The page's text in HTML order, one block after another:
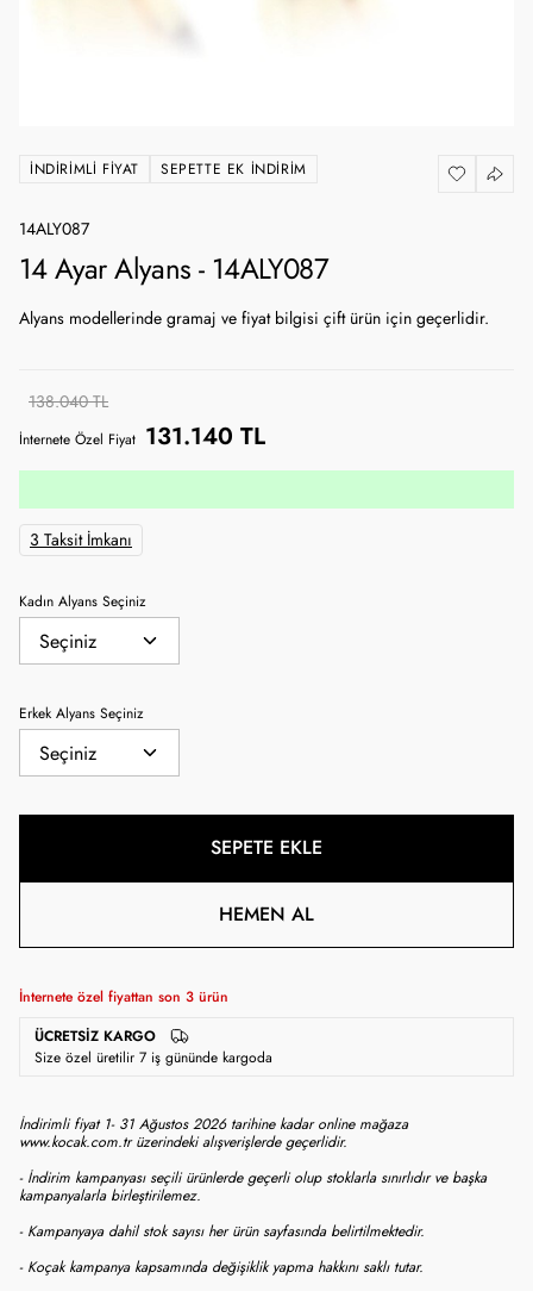
İNDIRIMLI FIYAT SEPETTE EK İNDIRIM
14ALY087
14 Ayar Alyans - 14ALY087
Alyans modellerinde gramaj ve fiyat bilgisi çift ürün için geçerlidir.
138.040 TL
İnternete Özel Fiyat 131.140 TL
3 Taksit İmkanı
Kadın Alyans Seçiniz
Erkek Alyans Seçiniz
SEPETE EKLE
HEMEN AL
İnternete özel fiyattan son 3 ürün
ÜCRETSIZ KARGO
Size özel üretilir 7 iş gününde kargoda
İndirimli fiyat 1- 31 Ağustos 2026 tarihine kadar online mağaza
www.kocak.com.tr üzerindeki alışverişlerde geçerlidir.
- İndirim kampanyası seçili ürünlerde geçerli olup stoklarla sınırlıdır ve başka
kampanyalarla birleştirilemez.
- Kampanyaya dahil stok sayısı her ürün sayfasında belirtilmektedir.
- Koçak kampanya kapsamında değişiklik yapma hakkını saklı tutar.